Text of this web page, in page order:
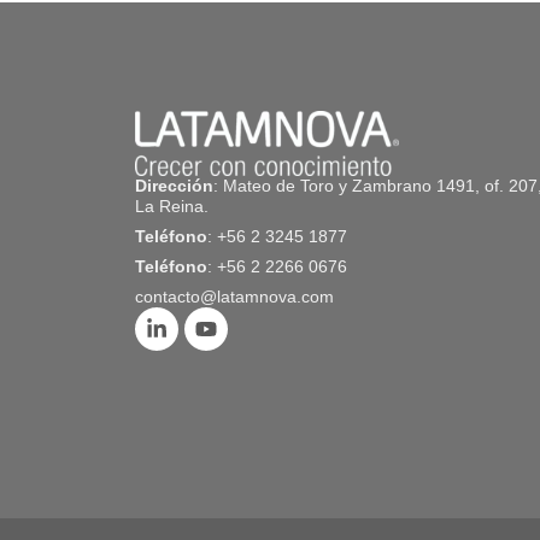
Dirección: Mateo de Toro y Zambrano 1491, of.
La Reina.
Teléfono: +56 2 3245 1877
Teléfono: +56 2 2266 0676
contacto@latamnova.com